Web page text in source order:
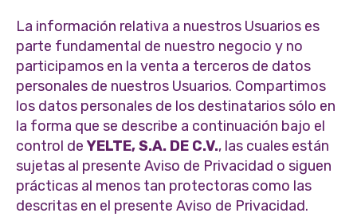
La información relativa a nuestros Usuarios es
parte fundamental de nuestro negocio y no
participamos en la venta a terceros de datos
personales de nuestros Usuarios. Compartimos
los datos personales de los destinatarios sólo en
la forma que se describe a continuación bajo el
control deYELTE, S.A. DE C.V., las cuales están
sujetas al presente Aviso de Privacidad o siguen
prácticas al menos tan protectoras como las
descritas en el presente Aviso de Privacidad.